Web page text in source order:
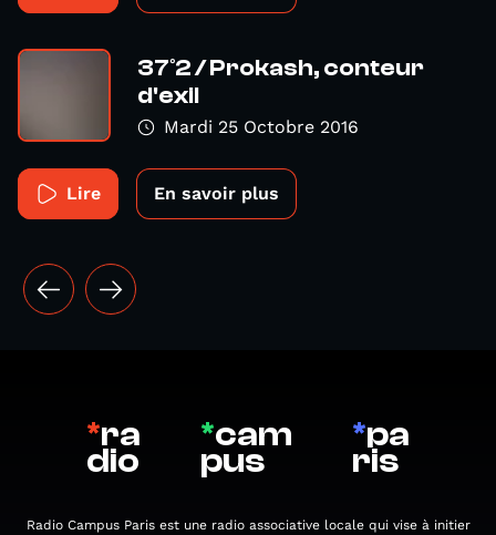
37°2 / Prokash, conteur
d'exil
Mardi 25 Octobre 2016
Lire En savoir plus
*ra
dio
*cam
pus
*pa
ris
Radio Campus Paris est une radio associative locale qui vise à initier